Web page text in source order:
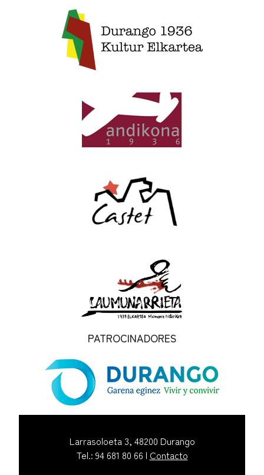
PATROCINADORES
Larrasoloeta 3, 48200 Durango
Tel.: 94 681 80 66 | Contacto